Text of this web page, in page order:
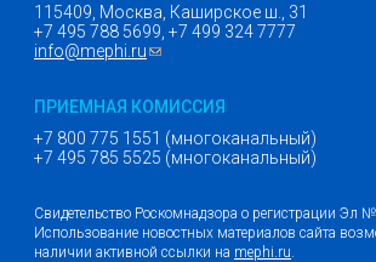
115409, Москва, Каширское ш., 31
+7 495 788 5699, +7 499 324 7777
info@mephi.ru(ссылка для отправки email)
ПРИЕМНАЯ КОМИССИЯ
+7 800 775 1551 (многоканальный)
+7 495 785 5525 (многоканальный)
Свидетельство Роскомнадзора о регистрации Эл
Использование новостных материалов сайта
наличии активной ссылки на mephi.ru.